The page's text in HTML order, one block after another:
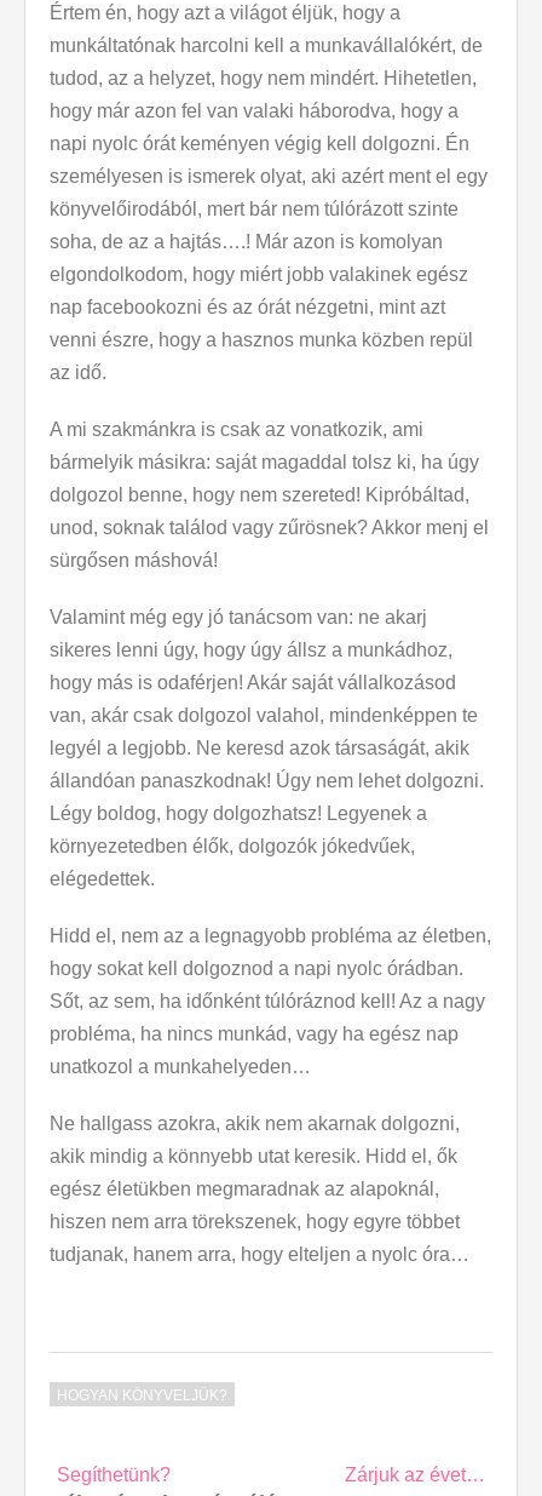
Értem én, hogy azt a világot éljük, hogy a
munkáltatónak harcolni kell a munkavállalókért, de
tudod, az a helyzet, hogy nem mindért. Hihetetlen,
hogy már azon fel van valaki háborodva, hogy a
napi nyolc órát keményen végig kell dolgozni. Én
személyesen is ismerek olyat, aki azért ment el egy
könyvelőirodából, mert bár nem túlórázott szinte
soha, de az a hajtás….! Már azon is komolyan
elgondolkodom, hogy miért jobb valakinek egész
nap facebookozni és az órát nézgetni, mint azt
venni észre, hogy a hasznos munka közben repül
az idő.
A mi szakmánkra is csak az vonatkozik, ami
bármelyik másikra: saját magaddal tolsz ki, ha úgy
dolgozol benne, hogy nem szereted! Kipróbáltad,
unod, soknak találod vagy zűrösnek? Akkor menj el
sürgősen máshová!
Valamint még egy jó tanácsom van: ne akarj
sikeres lenni úgy, hogy úgy állsz a munkádhoz,
hogy más is odaférjen! Akár saját vállalkozásod
van, akár csak dolgozol valahol, mindenképpen te
legyél a legjobb. Ne keresd azok társaságát, akik
állandóan panaszkodnak! Úgy nem lehet dolgozni.
Légy boldog, hogy dolgozhatsz! Legyenek a
környezetedben élők, dolgozók jókedvűek,
elégedettek.
Hidd el, nem az a legnagyobb probléma az életben,
hogy sokat kell dolgoznod a napi nyolc órádban.
Sőt, az sem, ha időnként túlóráznod kell! Az a nagy
probléma, ha nincs munkád, vagy ha egész nap
unatkozol a munkahelyeden…
Ne hallgass azokra, akik nem akarnak dolgozni,
akik mindig a könnyebb utat keresik. Hidd el, ők
egész életükben megmaradnak az alapoknál,
hiszen nem arra törekszenek, hogy egyre többet
tudjanak, hanem arra, hogy elteljen a nyolc óra…
HOGYAN KÖNYVELJÜK?
Post
Segíthetünk? Zárjuk az évet…